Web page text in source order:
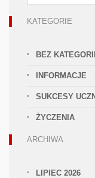
KATEGORIE
BEZ KATEGORII
INFORMACJE
SUKCESY
ŻYCZENIA
ARCHIWA
LIPIEC 2026